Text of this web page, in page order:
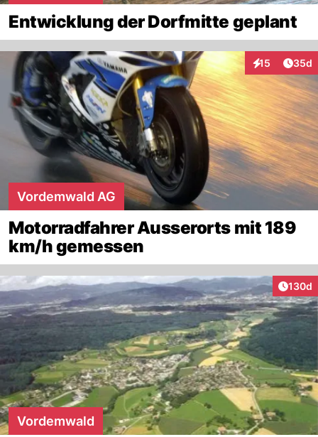
Entwicklung der Dorfmitte geplant
15
Interaktionen
35d
Vordemwald AG
Motorradfahrer Ausserorts mit 189
km/h gemessen
130d
Vordemwald